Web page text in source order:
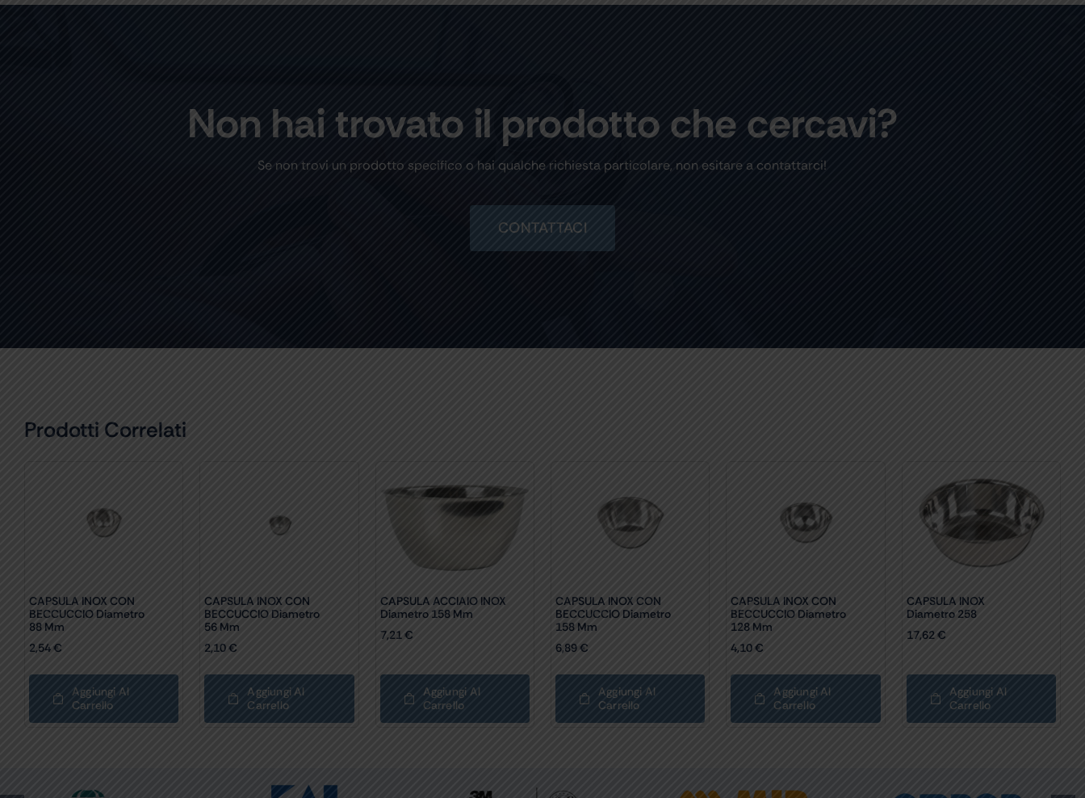
Non hai trovato il prodotto che cercavi?
Se non trovi un prodotto specifico o hai qualche richiesta particolare, non esitare a contattarci!
CONTATTACI
Prodotti Correlati
CAPSULA INOX CON
BECCUCCIO Diametro
88 Mm
2,54€
Aggiungi Al
Carrello
CAPSULA INOX CON
BECCUCCIO Diametro
56 Mm
2,10€
Aggiungi Al
Carrello
CAPSULA ACCIAIO INOX
Diametro 158 Mm
7,21€
Aggiungi Al
Carrello
CAPSULA INOX CON
BECCUCCIO Diametro
158 Mm
6,89€
Aggiungi Al
Carrello
CAPSULA INOX CON
BECCUCCIO Diametro
128 Mm
4,10€
Aggiungi Al
Carrello
CAPSULA INOX
Diametro 258
17,62€
Aggiungi Al
Carrello